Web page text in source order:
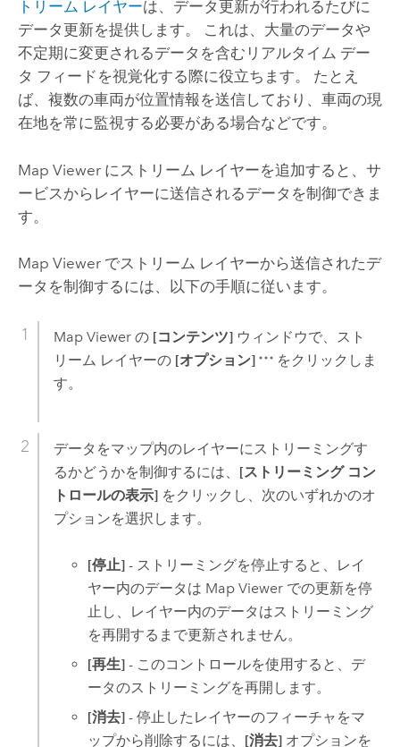
トリーム レイヤーは、データ更新が行われるたびに
データ更新を提供します。 これは、大量のデータや
不定期に変更されるデータを含むリアルタイム デー
タ フィードを視覚化する際に役立ちます。 たとえ
ば、複数の車両が位置情報を送信しており、車両の現
在地を常に監視する必要がある場合などです。
Map Viewerにストリーム レイヤーを追加すると、サ
ービスからレイヤーに送信されるデータを制御できま
す。
Map Viewerでストリーム レイヤーから送信されたデ
ータを制御するには、以下の手順に従います。
Map Viewerの [コンテンツ]ウィンドウで、スト
リーム レイヤーの [オプション]
をクリックしま
す。
データをマップ内のレイヤーにストリーミングす
るかどうかを制御するには、 [ストリーミング コン
トロールの表示]をクリックし、次のいずれかのオ
プションを選択します。
[停止] - ストリーミングを停止すると、レイ
ヤー内のデータは Map Viewer での更新を停
止し、レイヤー内のデータはストリーミング
を再開するまで更新されません。
[再生] - このコントロールを使用すると、デ
ータのストリーミングを再開します。
[消去] - 停止したレイヤーのフィーチャをマ
ップから削除するには、 [消去] オプションを